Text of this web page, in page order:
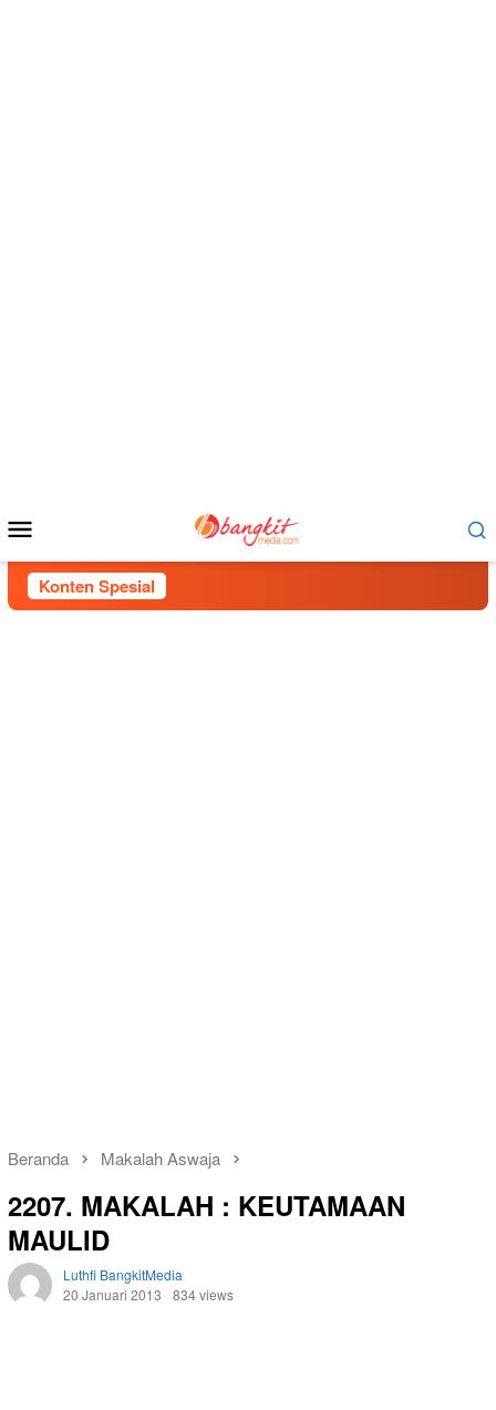
Mobile
Konten Spesial
Beranda Makalah Aswaja
2207. MAKALAH : KEUTAMAAN
MAULID
Luthfi BangkitMedia
20 Januari 2013
834 views